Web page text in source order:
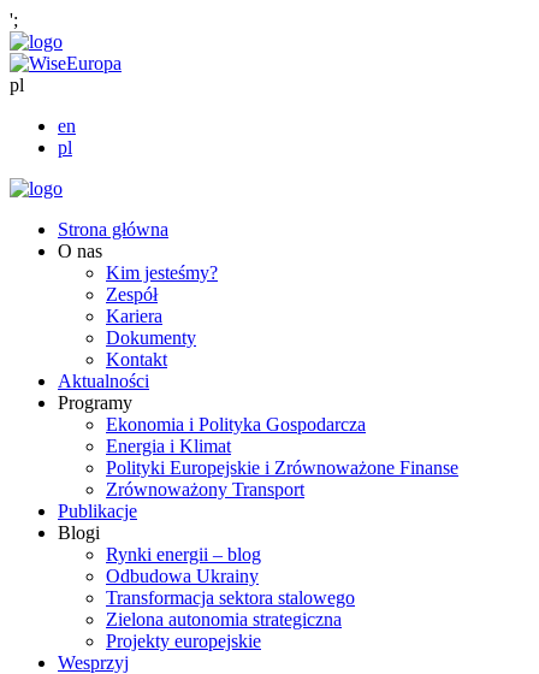
';
pl
en
pl
Strona główna
O nas
Kim jesteśmy?
Zespół
Kariera
Dokumenty
Kontakt
Aktualności
Programy
Ekonomia i Polityka Gospodarcza
Energia i Klimat
Polityki Europejskie i Zrównoważone Finanse
Zrównoważony Transport
Publikacje
Blogi
Rynki energii – blog
Odbudowa Ukrainy
Transformacja sektora stalowego
Zielona autonomia strategiczna
Projekty europejskie
Wesprzyj